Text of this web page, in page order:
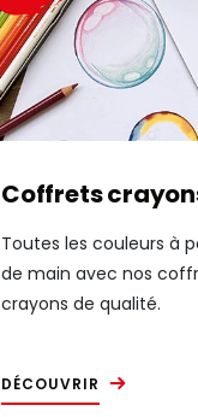
Coffrets
Toutes les couleurs à
de main avec nos
crayons de qualité.
DÉCOUVRIR